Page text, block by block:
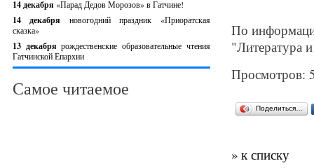
14 декабря «Парад Дедов Морозов» в Гатчине!
14 декабря новогодний праздник «Приоратская
сказка»
13 декабрярождественские образовательные чтения
Гатчинской Епархии
Самое читаемое
По
"Литература
Просмотров:
Поделиться…
» к списку